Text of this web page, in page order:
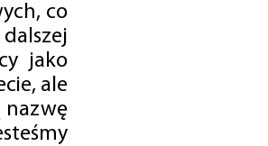
co
jako
ale
nazwę